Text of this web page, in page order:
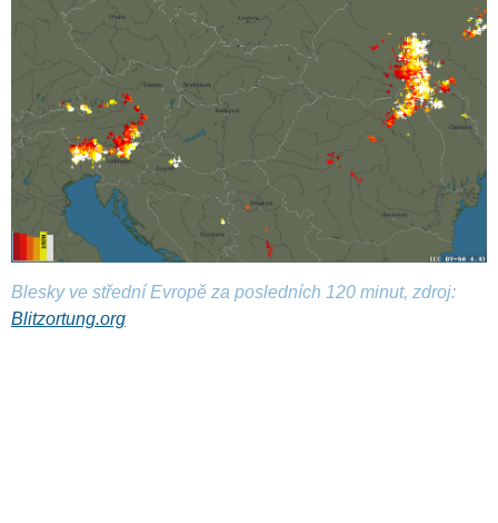
Blesky ve střední Evropě za posledních 120 minut, zdroj:
Blitzortung.org